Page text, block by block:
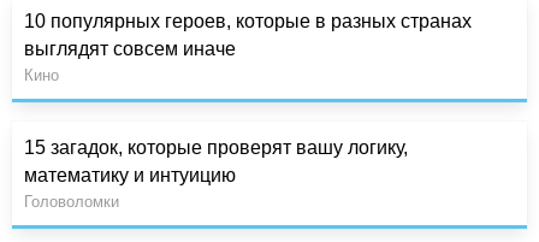
10 популярных героев, которые в разных странах
выглядят совсем иначе
Кино
15 загадок, которые проверят вашу логику,
математику и интуицию
Головоломки